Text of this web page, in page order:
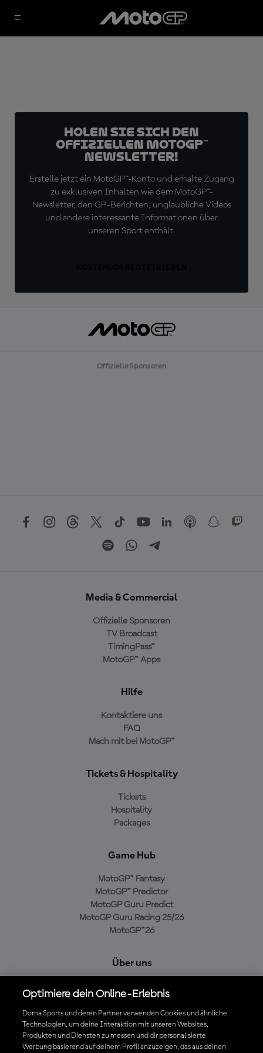
Holen Sie sich den
offiziellen MotoGP™
Newsletter!
Erstelle jetzt ein MotoGP™-Konto und erhalte Zugang
zu exklusiven Inhalten wie dem MotoGP™-
Newsletter, den GP-Berichten, unglaubliche Videos
und andere interessante Informationen über
unseren Sport enthält.
Offizielle Sponsoren
Media & Commercial
Offizielle Sponsoren
TV Broadcast
TimingPass™
MotoGP™ Apps
Hilfe
Kontaktiere uns
FAQ
Mach mit bei MotoGP™
Tickets & Hospitality
Tickets
Hospitality
Packages
Game Hub
MotoGP™ Fantasy
MotoGP™ Predictor
MotoGP Guru Predict
MotoGP Guru Racing 25/26
MotoGP™26
Über uns
Cookie-Richtlinien
Geschäftsbedingungen
Datenschutzrichtlinien
Kaufrichtlinie
Optimiere dein Online-Erlebnis
Dorna Sports und deren Partner verwenden Cookies und ähnliche
Technologien, um deine Interaktion mit unseren Websites,
Produkten und Diensten zu messen und dir personalisierte
Werbung basierend auf deinem Profil anzuzeigen, das aus deinen